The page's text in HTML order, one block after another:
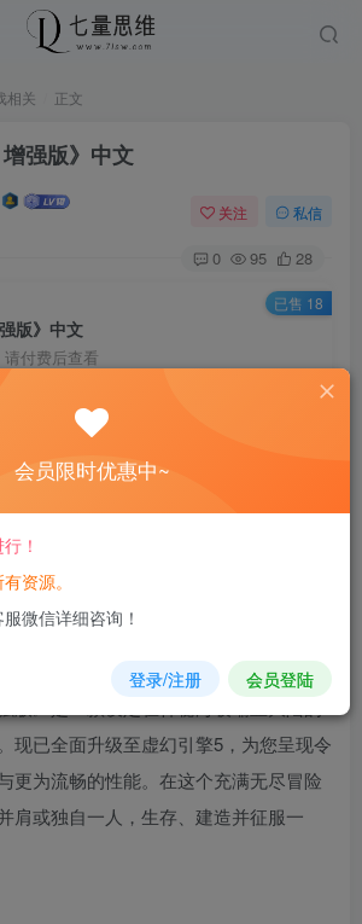
相关 正文
增强版》中文
关注 私信
0 95 28
版》中文
付费后查看
6.6
前未登录！建议登陆后购买，可保存购买订单
已售 18
现已全面升级至虚幻引擎5，为您呈现令
更为流畅的性能。在这个充满无尽冒险
肩或独自一人，生存、建造并征服一
会员限时优惠中~
！
资源。
微信详细咨询！
登录/注册 会员登陆